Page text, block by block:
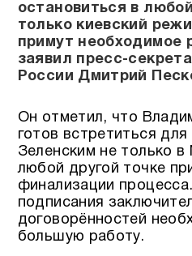
остановиться в
только киевский
примут необходимое
заявил пресс-
России Дмитрий
Он отметил, что
готов встретиться
Зеленским не только в
любой другой точке
финализации
подписания
договорённостей
большую работу.